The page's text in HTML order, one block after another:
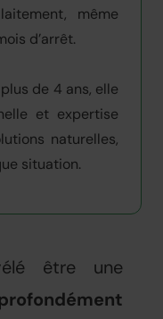
même
d’arrêt.
de 4 ans, elle
et expertise
naturelles,
situation.
être une